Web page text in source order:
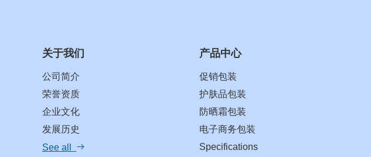
关于我们
公司简介
荣誉资质
企业文化
发展历史
See all 
产品中心
促销包装
护肤品包装
防晒霜包装
电子商务包装
Specifications